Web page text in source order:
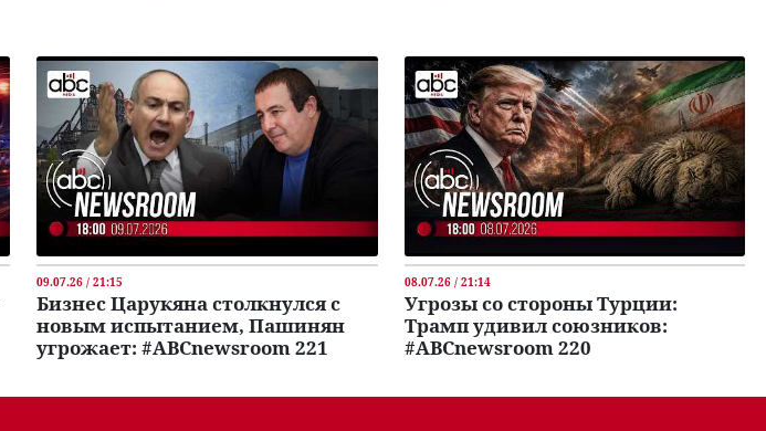
09.07.26 / 21:15
Бизнес Царукяна столкнулся с
новым испытанием, Пашинян
угрожает: #ABCnewsroom 221
08.07.26 / 21:14
Угрозы со стороны Турции:
Трамп удивил союзников:
#ABCnewsroom 220